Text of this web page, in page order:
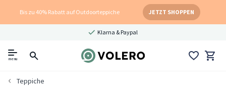
Bis zu 40% Rabatt auf Outdoorteppiche JETZT SHOPPEN
Klarna & Paypal
menu
Teppiche